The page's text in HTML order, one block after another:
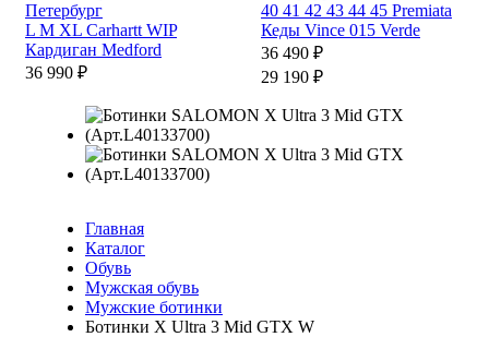
L M XL Carhartt WIP
Кардиган Medford
36 990 ₽
40 41 42 43 44 45 Premiata
Кеды Vince 015 Verde
36 490 ₽
29 190 ₽
Главная
Каталог
Обувь
Мужская обувь
Мужские ботинки
Ботинки X Ultra 3 Mid GTX W